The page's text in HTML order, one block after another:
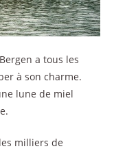
a tous les
à son charme.
lune de miel
milliers de